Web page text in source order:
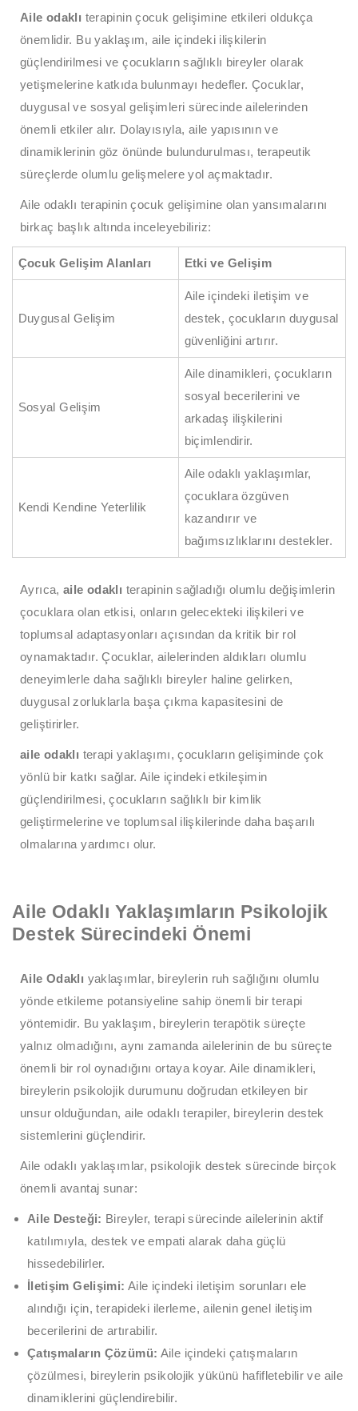
Aile odaklı terapinin çocuk gelişimine etkileri oldukça
önemlidir. Bu yaklaşım, aile içindeki ilişkilerin
güçlendirilmesi ve çocukların sağlıklı bireyler olarak
yetişmelerine katkıda bulunmayı hedefler. Çocuklar,
duygusal ve sosyal gelişimleri sürecinde ailelerinden
önemli etkiler alır. Dolayısıyla, aile yapısının ve
dinamiklerinin göz önünde bulundurulması, terapeutik
süreçlerde olumlu gelişmelere yol açmaktadır.
Aile odaklı terapinin çocuk gelişimine olan yansımalarını
birkaç başlık altında inceleyebiliriz:
Çocuk Gelişim Alanları Etki ve Gelişim
Duygusal Gelişim
Aile içindeki iletişim ve
destek, çocukların duygusal
güvenliğini artırır.
Sosyal Gelişim
Aile dinamikleri, çocukların
sosyal becerilerini ve
arkadaş ilişkilerini
biçimlendirir.
Kendi Kendine Yeterlilik
Aile odaklı yaklaşımlar,
çocuklara özgüven
kazandırır ve
bağımsızlıklarını destekler.
Ayrıca, aile odaklı terapinin sağladığı olumlu değişimlerin
çocuklara olan etkisi, onların gelecekteki ilişkileri ve
toplumsal adaptasyonları açısından da kritik bir rol
oynamaktadır. Çocuklar, ailelerinden aldıkları olumlu
deneyimlerle daha sağlıklı bireyler haline gelirken,
duygusal zorluklarla başa çıkma kapasitesini de
geliştirirler.
aile odaklı terapi yaklaşımı, çocukların gelişiminde çok
yönlü bir katkı sağlar. Aile içindeki etkileşimin
güçlendirilmesi, çocukların sağlıklı bir kimlik
geliştirmelerine ve toplumsal ilişkilerinde daha başarılı
olmalarına yardımcı olur.
Aile Odaklı Yaklaşımların Psikolojik
Destek Sürecindeki Önemi
Aile Odaklı yaklaşımlar, bireylerin ruh sağlığını olumlu
yönde etkileme potansiyeline sahip önemli bir terapi
yöntemidir. Bu yaklaşım, bireylerin terapötik süreçte
yalnız olmadığını, aynı zamanda ailelerinin de bu süreçte
önemli bir rol oynadığını ortaya koyar. Aile dinamikleri,
bireylerin psikolojik durumunu doğrudan etkileyen bir
unsur olduğundan, aile odaklı terapiler, bireylerin destek
sistemlerini güçlendirir.
Aile odaklı yaklaşımlar, psikolojik destek sürecinde birçok
önemli avantaj sunar:
Aile Desteği: Bireyler, terapi sürecinde ailelerinin aktif
katılımıyla, destek ve empati alarak daha güçlü
hissedebilirler.
İletişim Gelişimi: Aile içindeki iletişim sorunları ele
alındığı için, terapideki ilerleme, ailenin genel iletişim
becerilerini de artırabilir.
Çatışmaların Çözümü: Aile içindeki çatışmaların
çözülmesi, bireylerin psikolojik yükünü hafifletebilir ve aile
dinamiklerini güçlendirebilir.